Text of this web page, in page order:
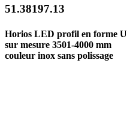
51.38197.13
Horios LED profil en forme U
sur mesure 3501-4000 mm
couleur inox sans polissage